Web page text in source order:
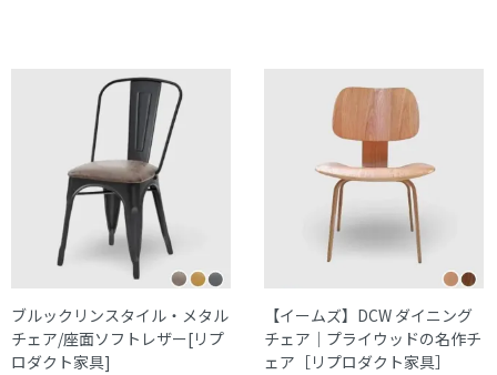
ブルックリンスタイル・メタル
チェア/座面ソフトレザー[リプ
ロダクト家具]
【イームズ】DCW ダイニング
チェア｜プライウッドの名作チ
ェア［リプロダクト家具］